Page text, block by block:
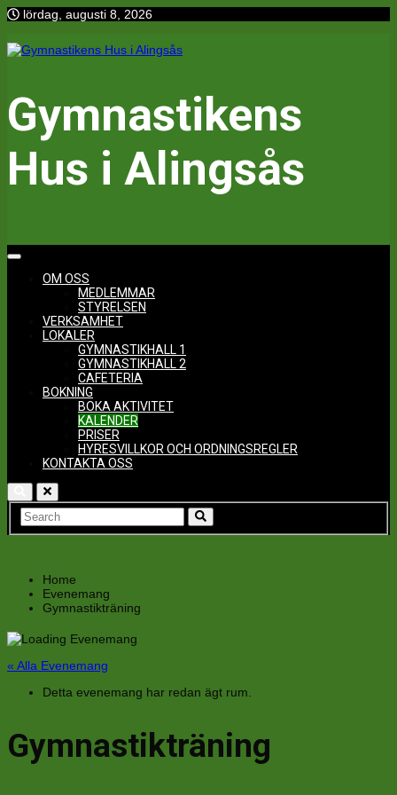
Hoppa
innehåll
lördag, augusti 8, 2026
Gymnastikens
Hus i Alingsås
OM OSS
MEDLEMMAR
STYRELSEN
VERKSAMHET
LOKALER
GYMNASTIKHALL 1
GYMNASTIKHALL 2
CAFETERIA
BOKNING
BOKA AKTIVITET
KALENDER
PRISER
HYRESVILLKOR OCH ORDNINGSREGLER
KONTAKTA OSS
Home
Evenemang
Gymnastikträning
« Alla Evenemang
Detta evenemang har redan ägt rum.
Gymnastikträning